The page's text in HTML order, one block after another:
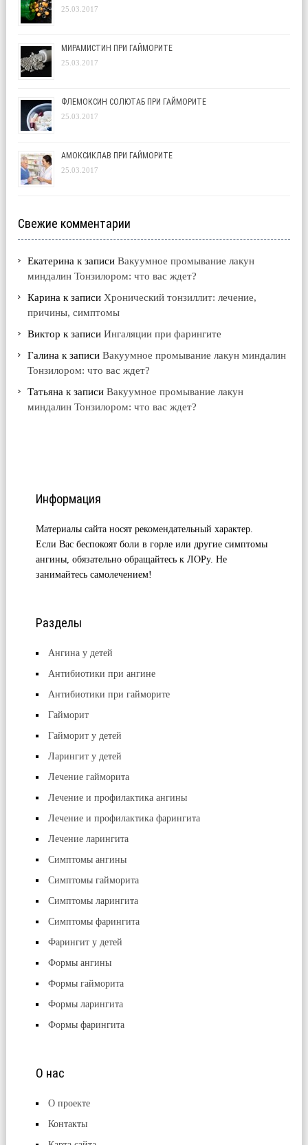
25.03.2017
МИРАМИСТИН ПРИ ГАЙМОРИТЕ
25.03.2017
ФЛЕМОКСИН СОЛЮТАБ ПРИ ГАЙМОРИТЕ
25.03.2017
АМОКСИКЛАВ ПРИ ГАЙМОРИТЕ
25.03.2017
Свежие комментарии
Екатерина к записиВакуумное промывание лакун
миндалин Тонзилором: что вас ждет?
Карина к записи Хронический тонзиллит: лечение,
причины, симптомы
Виктор к записиИнгаляции при фарингите
Галина к записиВакуумное промывание лакун миндалин
Тонзилором: что вас ждет?
Татьяна к записиВакуумное промывание лакун
миндалин Тонзилором: что вас ждет?
Информация
Материалы сайта носят рекомендательный характер.
Если Вас беспокоят боли в горле или другие симптомы
ангины, обязательно обращайтесь к ЛОРу. Не
занимайтесь самолечением!
Разделы
Ангина у детей
Антибиотики при ангине
Антибиотики при гайморите
Гайморит
Гайморит у детей
Ларингит у детей
Лечение гайморита
Лечение и профилактика ангины
Лечение и профилактика фарингита
Лечение ларингита
Симптомы ангины
Симптомы гайморита
Симптомы ларингита
Симптомы фарингита
Фарингит у детей
Формы ангины
Формы гайморита
Формы ларингита
Формы фарингита
О нас
О проекте
Контакты